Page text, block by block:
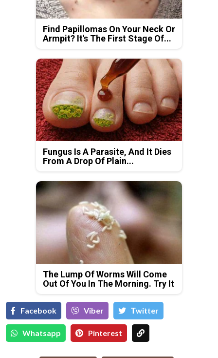
Find Papillomas On Your Neck Or
Armpit? It's The First Stage Of...
Fungus Is A Parasite, And It Dies
From A Drop Of Plain...
The Lump Of Worms Will Come
Out Of You In The Morning. Try It
Facebook Viber Тwitter
Whatsapp Pinterest